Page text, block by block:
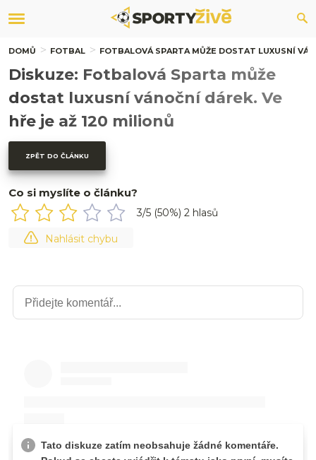
DOMŮ FOTBAL FOTBALOVÁ SPARTA MŮŽE DOSTAT LUXUSNÍ
Diskuze: Fotbalová Sparta může
dostat luxusní vánoční dárek. Ve
hře je až 120 milionů
ZPĚT DO ČLÁNKU
Co si myslíte o článku?
3/5 (50%) 2 hlasů
Nahlásit chybu